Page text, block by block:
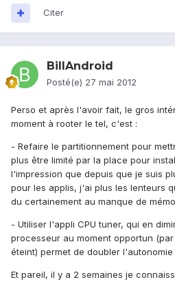
Citer
BillAndroid
Posté(e) 27 mai 2012
Perso et après l'avoir fait, le gros
moment à rooter le tel, c'est :
- Refaire le partitionnement pour
plus être limité par la place pour
l'impression que depuis que je suis
pour les applis, j'ai plus les lenteurs
du certainement au manque de
- Utiliser l'appli CPU tuner, qui en
processeur au moment opportun
éteint) permet de doubler
Et pareil, il y a 2 semaines je